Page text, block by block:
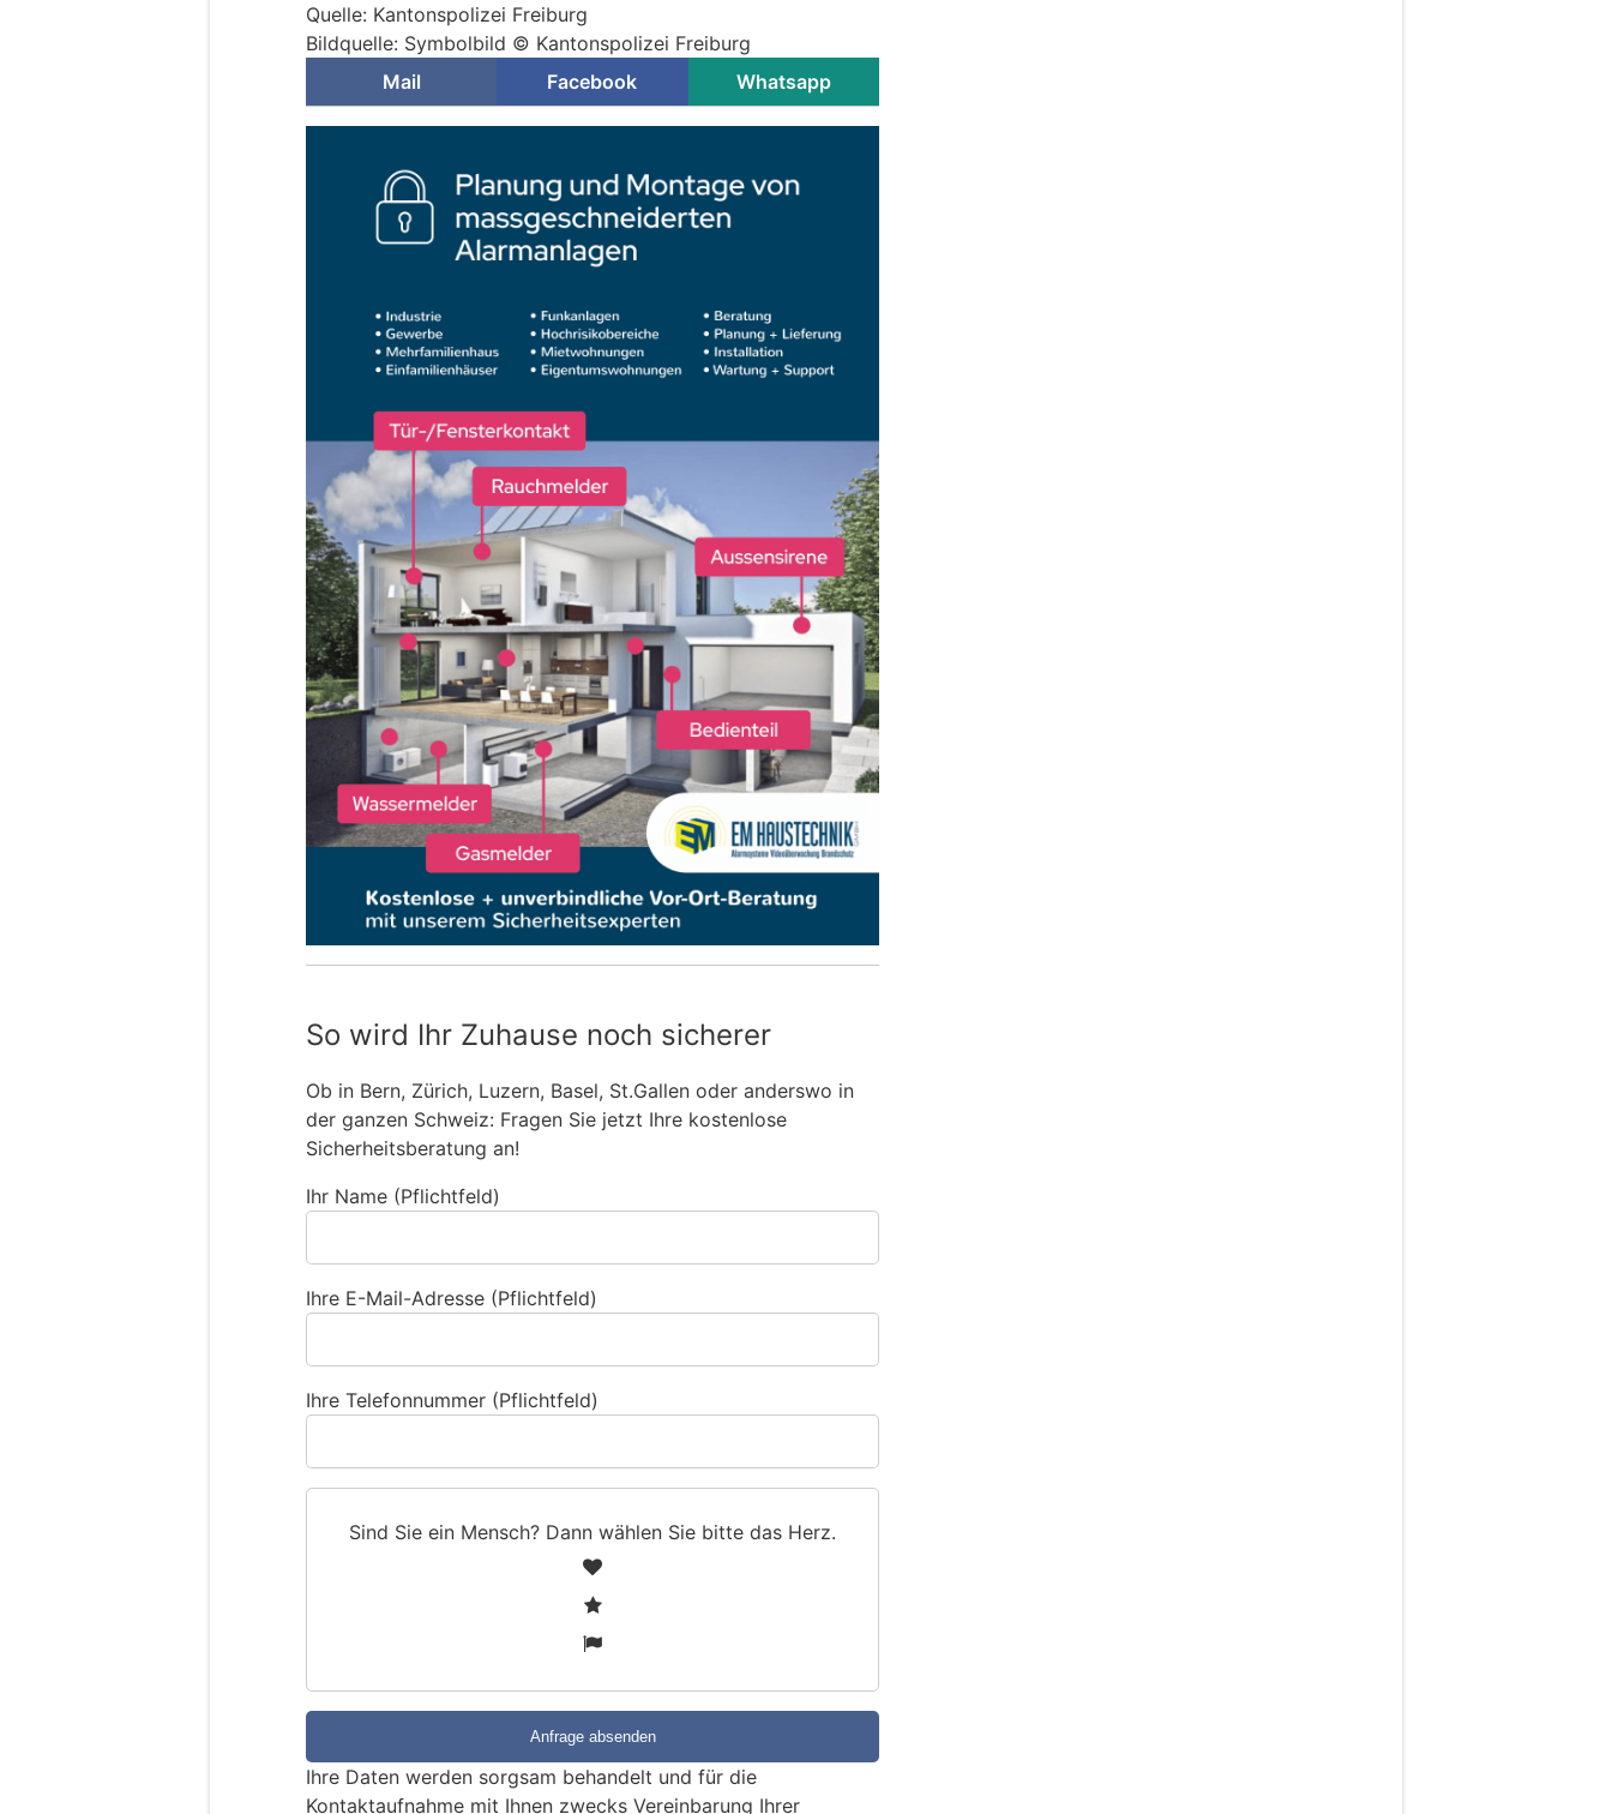
Quelle: Kantonspolizei Freiburg
Bildquelle: Symbolbild © Kantonspolizei Freiburg
Mail
Facebook Whatsapp
So wird Ihr Zuhause noch sicherer
Ob in Bern, Zürich, Luzern, Basel, St.Gallen oder anderswo in
der ganzen Schweiz: Fragen Sie jetzt Ihre kostenlose
Sicherheitsberatung an!
Ihr Name (Pflichtfeld)
Ihre E-Mail-Adresse (Pflichtfeld)
Ihre Telefonnummer (Pflichtfeld)
Sind Sie ein Mensch? Dann wählen Sie bitte das Herz.
e
i
Ihre Daten werden sorgsam behandelt und für die
Kontaktaufnahme mit Ihnen zwecks Vereinbarung Ihrer